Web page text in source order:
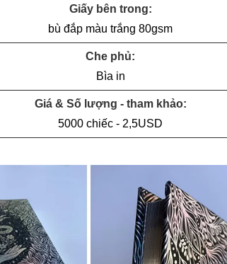
Giấy bên trong:
bù đắp màu trắng 80gsm
Che phủ:
Bìa in
Giá & Số lượng - tham khảo:
5000 chiếc - 2,5USD